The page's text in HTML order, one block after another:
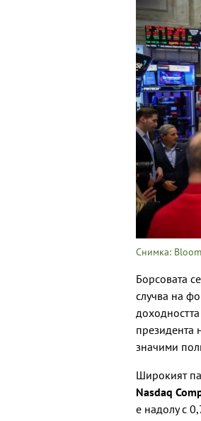
Снимка:
Борсовата
случва на
значими
Широкият
Nasdaq
е надолу с